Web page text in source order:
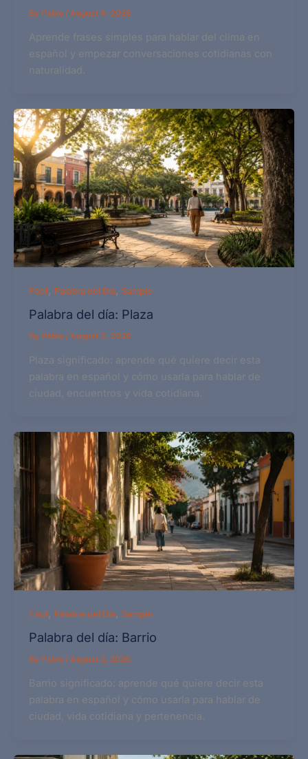
By Pablo / August 4, 2026
Aprende frases simples para hablar del clima en
español y empezar conversaciones cotidianas con
naturalidad.
Fácil, Palabra del Día, Sample
Palabra del día: Plaza
By Pablo / August 3, 2026
Plaza significado: aprende qué quiere decir esta
palabra en español y cómo usarla para hablar de
ciudad, encuentros y vida cotidiana.
Fácil, Palabra del Día, Sample
Palabra del día: Barrio
By Pablo / August 2, 2026
Barrio significado: aprende qué quiere decir esta
palabra en español y cómo usarla para hablar de
ciudad, vida cotidiana y pertenencia.